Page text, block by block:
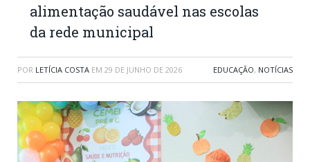
alimentação saudável nas escolas
da rede municipal
POR LETÍCIA COSTA EM 29 DE JUNHO DE 2026 EDUCAÇÃO, NOTÍCIAS